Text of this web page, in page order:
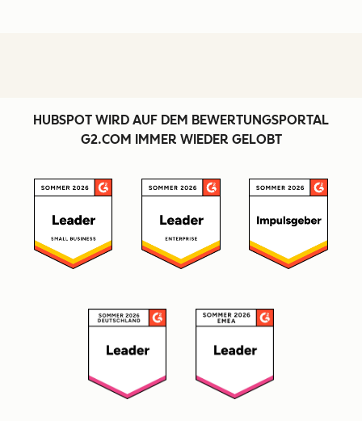
HUBSPOT WIRD AUF DEM BEWERTUNGSPORTAL
G2.COM IMMER WIEDER GELOBT